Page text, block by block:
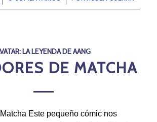
LA LEYENDA DE AANG
DE MATCHA
Este pequeño cómic nos